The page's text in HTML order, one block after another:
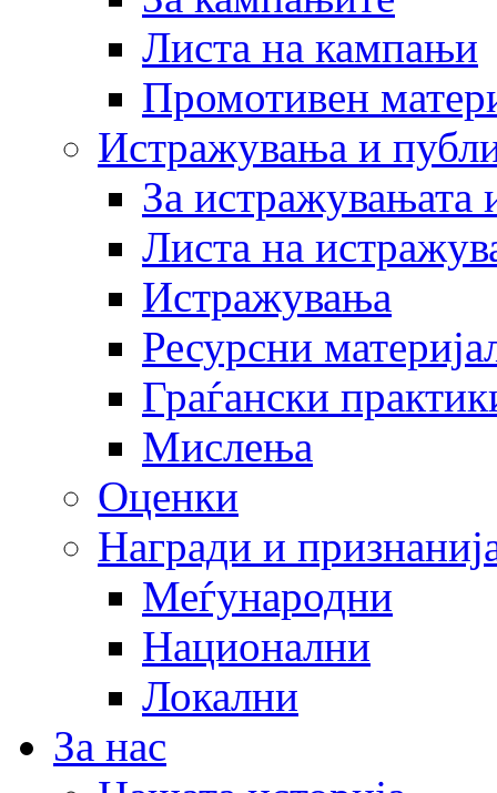
Листа на кампањи
Промотивен
Истражувања и
За истражувањата
Листа на
Истражувања
Ресурсни
Граѓански
Мислења
Оценки
Награди и
Меѓународни
Национални
Локални
За нас